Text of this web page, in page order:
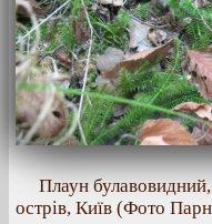
Плаун
острів, Київ (Фото